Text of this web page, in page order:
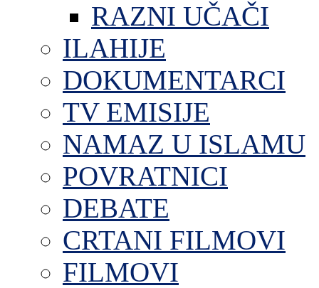
RAZNI UČAČI
ILAHIJE
DOKUMENTARCI
TV EMISIJE
NAMAZ U ISLAMU
POVRATNICI
DEBATE
CRTANI FILMOVI
FILMOVI